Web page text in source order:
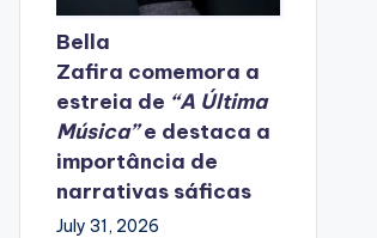
Bella
Zafira comemora a
estreia de “A Última
Música”e destaca a
importância de
narrativas sáficas
July 31, 2026